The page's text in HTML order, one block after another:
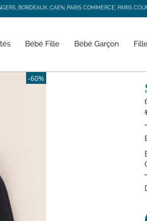
BORDEAUX, CAEN, PARIS COMMERCE, PARIS
Bébé Fille Bébé Garçon
-60%